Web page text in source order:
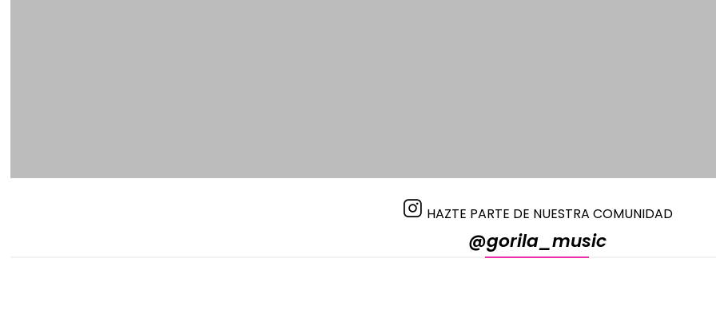
HAZTE PARTE DE NUESTRA COMUNIDAD
@gorila_music